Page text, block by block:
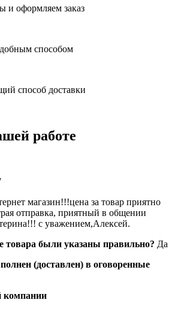
и оформляем заказ
способом
способ доставки
работе
магазин!!!цена за товар приятно
отправка, приятный в общении
с уважением,Алексей.
товара были указаны правильно? Да
(доставлен) в оговоренные
компании